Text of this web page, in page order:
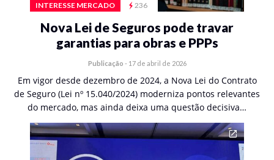
INTERESSE MERCADO 236
Nova Lei de Seguros pode travar
garantias para obras e PPPs
Publicação - 17 de abril de 2026
Em vigor desde dezembro de 2024, a Nova Lei do Contrato
de Seguro (Lei nº 15.040/2024) moderniza pontos relevantes
do mercado, mas ainda deixa uma questão decisiva…